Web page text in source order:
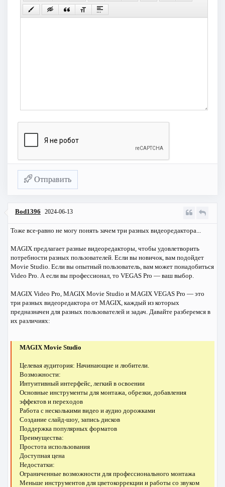
Отправить
Bod1396 2024-06-13
Тоже все-равно не могу понять зачем три разных видеоредактора...
MAGIX предлагает разные видеоредакторы, чтобы удовлетворить
потребности разных пользователей. Если вы новичок, вам подойдет
Movie Studio. Если вы опытный пользователь, вам может понадобиться
Video Pro. А если вы профессионал, то VEGAS Pro — ваш выбор.
MAGIX Video Pro, MAGIX Movie Studio и MAGIX VEGAS Pro — это
три разных видеоредактора от MAGIX, каждый из которых
предназначен для разных пользователей и задач. Давайте разберемся в
их различиях:
MAGIX Movie Studio
Целевая аудитория: Начинающие и любители.
Возможности:
Интуитивный интерфейс, легкий в освоении
Основные инструменты для монтажа, обрезки, добавления
эффектов и переходов
Работа с несколькими видео и аудио дорожками
Создание слайд-шоу, запись дисков
Поддержка популярных форматов
Преимущества:
Простота использования
Доступная цена
Недостатки:
Ограниченные возможности для профессионального монтажа
Меньше инструментов для цветокоррекции и работы со звуком